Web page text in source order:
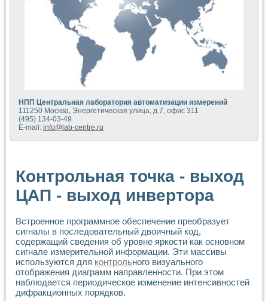
Устройство для снятия вольт-амперных характеристик
Передовые научные технологии: нано-, фемто-,
Автоматизированная установка по измерению временных
Автоматизированный лабораторный комплекс на базе
Визуализация моделирования и оптимизации тепловой
Виртуальный прибор для исследования функциональных
Исследование возможности создания экономичного
Исследование кинетики движения макрочастиц в
Метод прогнозирования свойств дисперсных продуктов
Недорогая система управления сверхпроводящим
Применение технологий NI в курсе экспериментальной
Расчет переноса аэрозоля и выпадения осадка в
Применение NI VISION для геометрического анализа в
Управление движением с помощью программно -
Система управления асинхронным тиристорным
Лазерный профилометр
Применение средств NATIONAL INSTRUMENTS для
Разработка автоматизированного стенда для
Автоматизированный стенд рентгеновской диагностики
Высокочувствительные оптоэлектронные
Установка для измерения диэлектрических свойств
НПП Центральная лаборатория автоматизации измерений
111250 Москва, Энергетическая улица, д.7, офис 311
(495) 134-03-49
E-mail: info@lab-centre.ru
Контрольная точка - выход
ЦАП - выход инвертора
Встроенное программное обеспечение преобразует
сигналы в последовательный двоичный код,
содержащий сведения об уровне яркости как основном
сигнале измерительной информации. Эти массивы
используются для контрольного визуального
отображения диаграмм направленности. При этом
наблюдается периодическое изменение интенсивностей
дифракционных порядков.